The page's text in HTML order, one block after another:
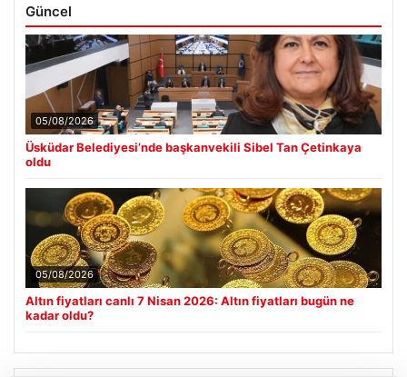
Güncel
05/08/2026
Üsküdar Belediyesi’nde başkanvekili Sibel Tan Çetinkaya
oldu
05/08/2026
Altın fiyatları canlı 7 Nisan 2026: Altın fiyatları bugün ne
kadar oldu?